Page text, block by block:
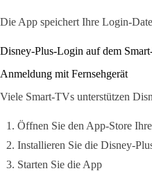
Die App speichert Ihre Login-
Disney-Plus-Login auf dem
Anmeldung mit Fernsehgerät
Viele Smart-TVs unterstützen
Öffnen Sie den App-Store
Installieren Sie die Disney-
Starten Sie die App